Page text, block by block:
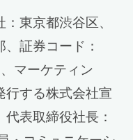
東京都渋谷区、
証券コード：
マーケティン
行する株式会社宣
表取締役社長：